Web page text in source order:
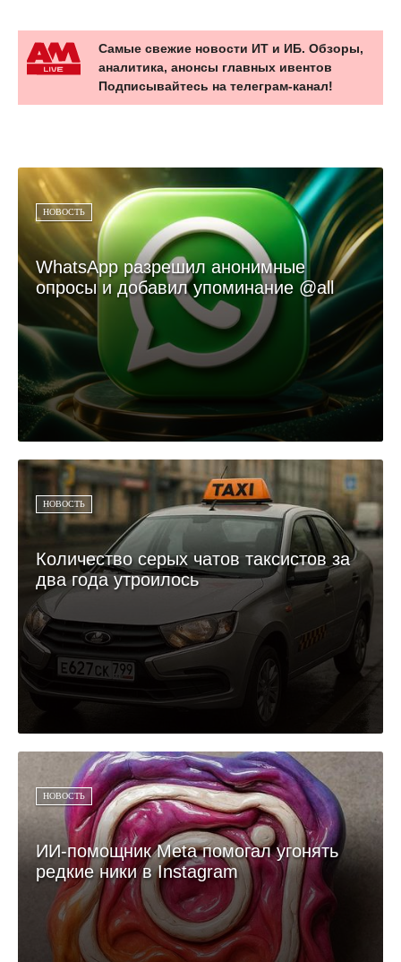
Самые свежие новости ИТ и ИБ. Обзоры,
аналитика, анонсы главных ивентов
Подписывайтесь на телеграм-канал!
НОВОСТЬ
WhatsApp разрешил анонимные
опросы и добавил упоминание @all
НОВОСТЬ
Количество серых чатов таксистов за
два года утроилось
НОВОСТЬ
ИИ-помощник Meta помогал угонять
редкие ники в Instagram